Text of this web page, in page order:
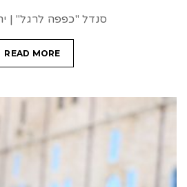
סנדל "כפפה לרגל" |
READ MORE